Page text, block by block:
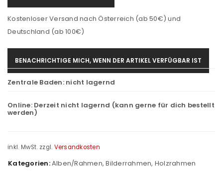
Kostenloser Versand nach Österreich (ab 50€) und
Deutschland (ab 100€)
BENACHRICHTIGE MICH, WENN DER ARTIKEL VERFÜGBAR IST
Zentrale Baden: nicht lagernd
Online: Derzeit nicht lagernd (kann gerne für dich bestellt
werden)
inkl. MwSt. zzgl. Versandkosten
Kategorien:Alben/Rahmen,Bilderrahmen, Holzrahmen